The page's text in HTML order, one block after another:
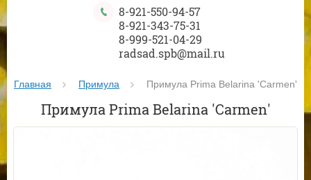
8-921-550-94-57
8-921-343-75-31
8-999-521-04-29
radsad.spb@mail.ru
Главная Примула Примула Prima Belarina 'Carmen'
Примула Prima Belarina 'Carmen'